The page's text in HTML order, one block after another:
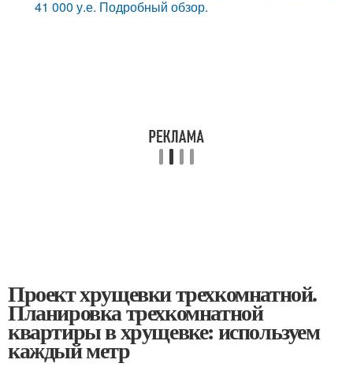
41 000 у.е. Подробный обзор.
Проект хрущевки трехкомнатной.
Планировка трехкомнатной
квартиры в хрущевке: используем
каждый метр